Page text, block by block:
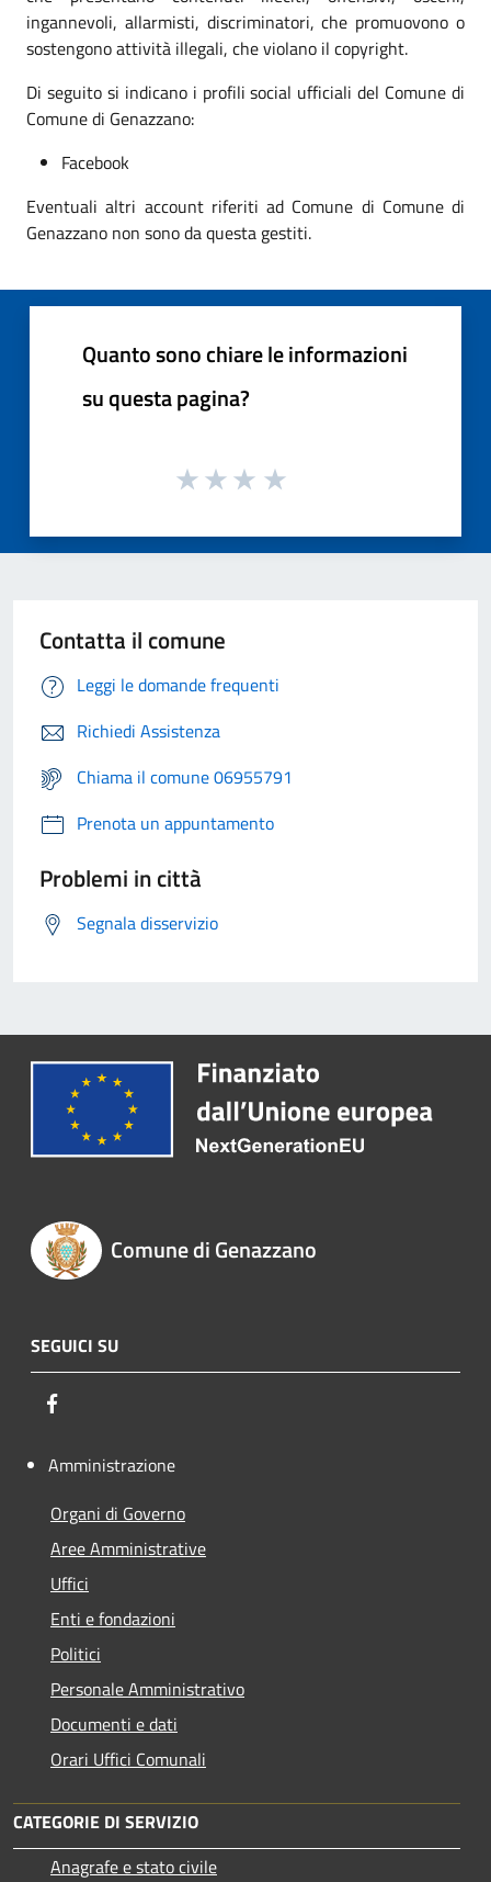
ingannevoli, allarmisti, discriminatori, che promuovono o
sostengono attività illegali, che violano il copyright.
Di seguito si indicano i profili social ufficiali del Comune di
Comune di Genazzano:
Facebook
Eventuali altri account riferiti ad Comune di Comune di
Genazzano non sono da questa gestiti.
Quanto sono chiare le informazioni
su questa pagina?
Contatta il comune
Leggi le domande frequenti
Richiedi Assistenza
Chiama il comune 06955791
Prenota un appuntamento
Problemi in città
Segnala disservizio
Comune di Genazzano
SEGUICI SU
Amministrazione
Organi di Governo
Aree Amministrative
Uffici
Enti e fondazioni
Politici
Personale Amministrativo
Documenti e dati
Orari Uffici Comunali
CATEGORIE DI SERVIZIO
Anagrafe e stato civile